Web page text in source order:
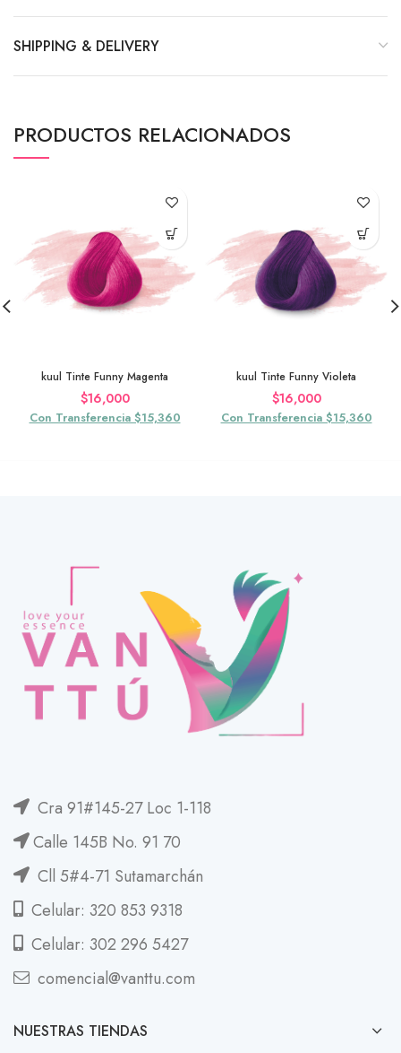
SHIPPING & DELIVERY
PRODUCTOS RELACIONADOS
kuul Tinte Funny Magenta
$16,000
Con Transferencia $15,360
kuul Tinte Funny Violeta
$16,000
Con Transferencia $15,360
Cra 91#145-27 Loc 1-118
Calle 145B No. 91 70
Cll 5#4-71 Sutamarchán
Celular: 320 853 9318
Celular: 302 296 5427
comencial@vanttu.com
NUESTRAS TIENDAS